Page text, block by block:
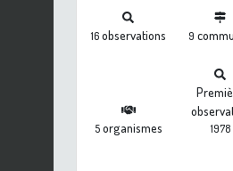
16 observations 9
5organismes 1978